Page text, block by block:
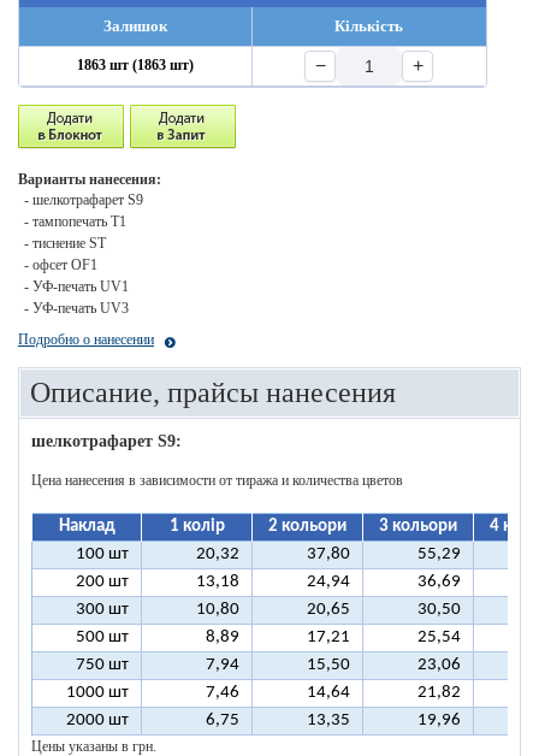
Залишок
Кількість
1863 шт (1863 шт) − +
Варианты нанесения:
- шелкотрафарет S9
- тампопечать T1
- тиснение ST
- офсет OF1
- УФ-печать UV1
- УФ-печать UV3
Подробно о нанесении
Описание, прайсы нанесения
шелкотрафарет S9:
Цена нанесения в зависимости от тиража и количества цветов
Наклад 1 колір 2 кольори 3 кольори
4
100 шт
20,32 37,80 55,29
200 шт
13,18 24,94 36,69
300 шт
10,80 20,65 30,50
500 шт
8,89 17,21 25,54
750 шт
7,94 15,50 23,06
1000 шт
7,46 14,64 21,82
2000 шт
6,75 13,35 19,96
Цены указаны в грн.